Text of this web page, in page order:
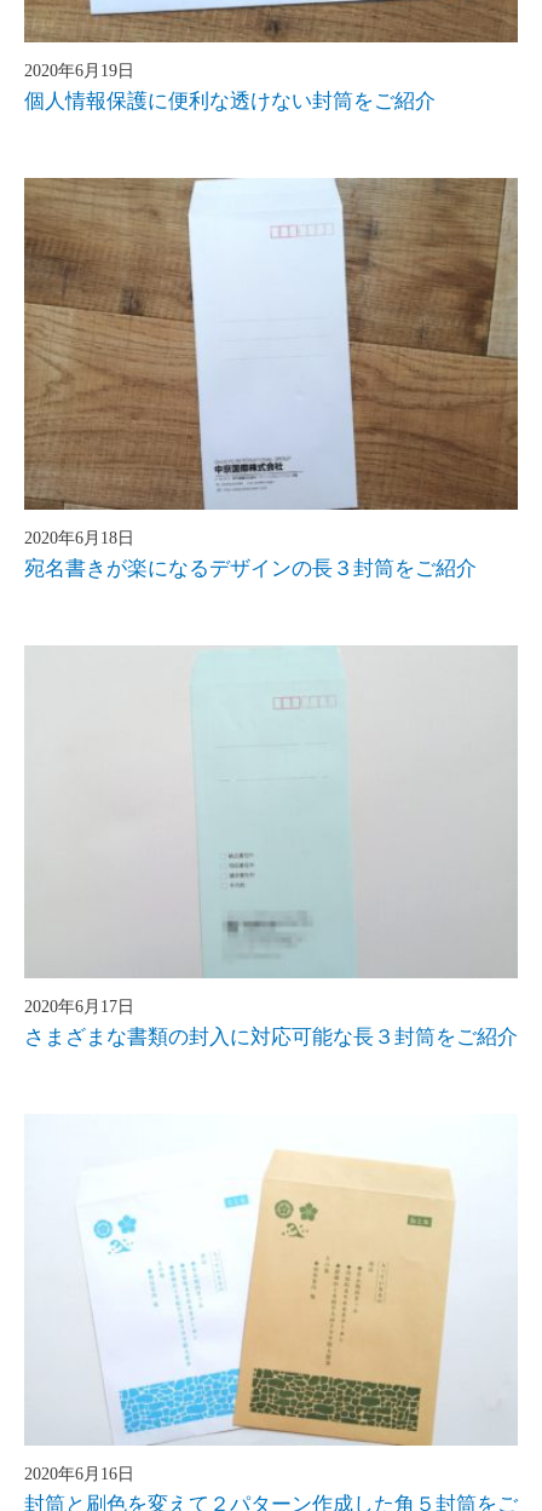
2020年6月19日
個人情報保護に便利な透けない封筒をご紹介
2020年6月18日
宛名書きが楽になるデザインの長３封筒をご紹介
2020年6月17日
さまざまな書類の封入に対応可能な長３封筒をご紹介
2020年6月16日
封筒と刷色を変えて２パターン作成した角５封筒をご